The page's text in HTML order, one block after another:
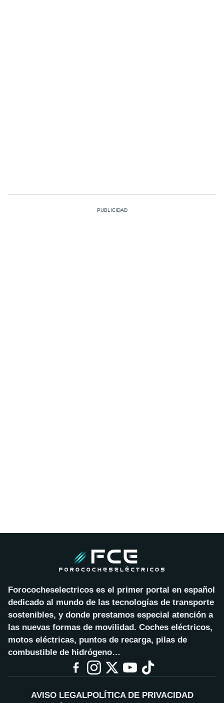
Forococheselectricos es el primer portal en español
dedicado al mundo de las tecnologías de transporte
sostenibles, y donde prestamos especial atención a
las nuevas formas de movilidad. Coches eléctricos,
motos eléctricas, puntos de recarga, pilas de
combustible de hidrógeno…
AVISO LEGALPOLÍTICA DE PRIVACIDAD